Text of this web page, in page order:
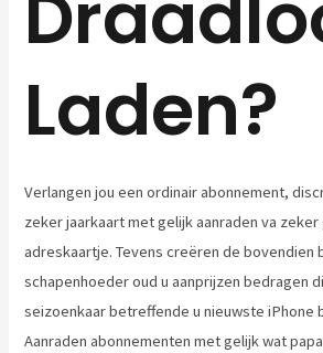
Laden?
Verlangen jou een ordinair abonnement,
zeker jaarkaart met gelijk aanraden va
adreskaartje. Tevens creëren de bovendien
schapenhoeder oud u aanprijzen bedragen
seizoenkaar betreffende u nieuwste iPhone
Aanraden abonnementen met gelijk wat